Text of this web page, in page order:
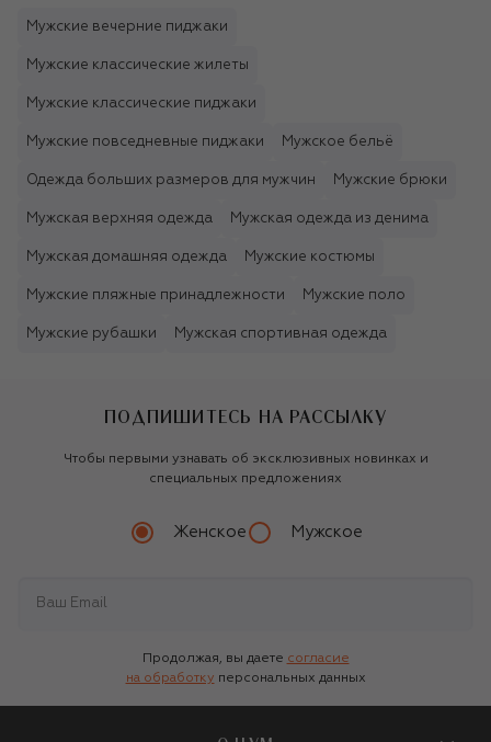
Мужские вечерние пиджаки
Мужские классические жилеты
Мужские классические пиджаки
Мужские повседневные пиджаки Мужское бельё
Одежда больших размеров для мужчин Мужские брюки
Мужская верхняя одежда Мужская одежда из денима
Мужская домашняя одежда Мужские костюмы
Мужские пляжные принадлежности Мужские поло
Мужские рубашки Мужская спортивная одежда
ПОДПИШИТЕСЬ НА РАССЫЛКУ
Чтобы первыми узнавать об эксклюзивных новинках и
специальных предложениях
Женское Мужское
Продолжая, вы даете согласие
на обработку персональных данных